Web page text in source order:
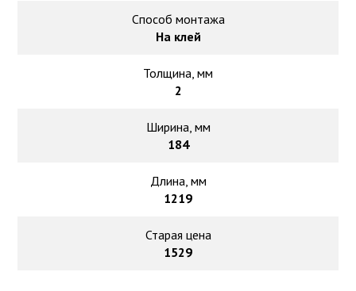
Способ монтажа
На клей
Толщина, мм
2
Ширина, мм
184
Длина, мм
1219
Старая цена
1529